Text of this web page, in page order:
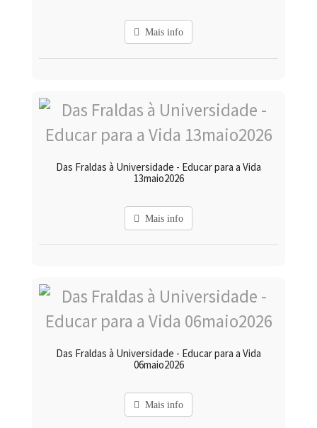
Mais info
Das Fraldas à Universidade - Educar para a Vida
13maio2026
Mais info
Das Fraldas à Universidade - Educar para a Vida
06maio2026
Mais info